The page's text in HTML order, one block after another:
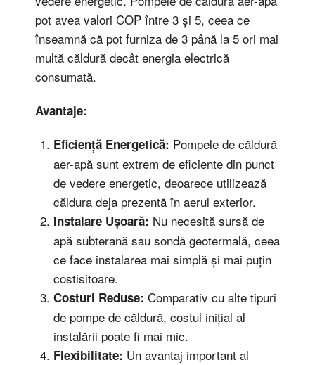
pot avea valori COP între 3 și 5, ceea ce
înseamnă că pot furniza de 3 până la 5 ori mai
multă căldură decât energia electrică
consumată.
Avantaje:
Eficiență Energetică: Pompele de căldură
aer-apă sunt extrem de eficiente din punct
de vedere energetic, deoarece utilizează
căldura deja prezentă în aerul exterior.
Instalare Ușoară: Nu necesită sursă de
apă subterană sau sondă geotermală, ceea
ce face instalarea mai simplă și mai puțin
costisitoare.
Costuri Reduse: Comparativ cu alte tipuri
de pompe de căldură, costul inițial al
instalării poate fi mai mic.
Flexibilitate: Un avantaj important al